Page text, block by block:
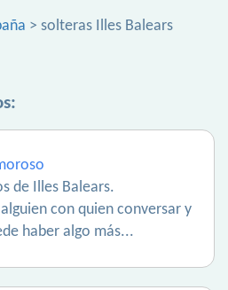
> solteras Illes Balears
de Illes Balears.
con quien conversar y
haber algo más...